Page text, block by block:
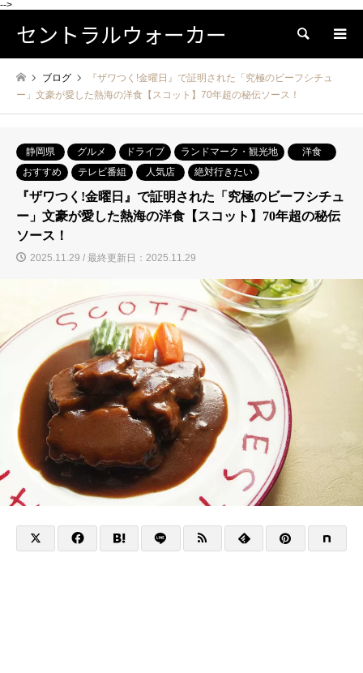
-->
セントラルウォーカー 検索
ブログ
『ザワつく!金曜日』で証明された「究極のビーフシチュ
ー」文豪が愛した熱海の洋食【スコット】70年超の秘伝ソース！
静岡県 グルメ ドライブ ランドマーク・観光地
洋食
おすすめ
テレビ番組 人気店 絶対行きたい
『ザワつく!金曜日』で証明された「究極のビーフシチュ
ー」文豪が愛した熱海の洋食【スコット】70年超の秘伝
ソース！
2025.11.29 / 最終更新日：2025.11.29